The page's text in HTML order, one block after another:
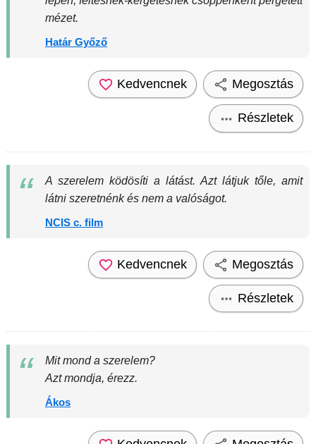
mézet.
Határ Győző
Kedvencnek Megosztás
Részletek
A szerelem ködösíti a látást. Azt látjuk tőle, amit
látni szeretnénk és nem a valóságot.
NCIS c. film
Kedvencnek Megosztás
Részletek
Mit mond a szerelem?
Azt mondja, érezz.
Ákos